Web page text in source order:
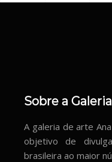
Sobre a Galeria
A galeria de arte
objetivo de
brasileira ao maior